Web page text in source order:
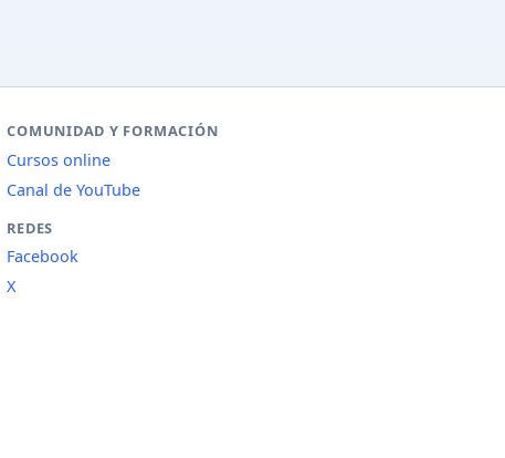
COMUNIDAD Y FORMACIÓN
Cursos online
Canal de YouTube
REDES
Facebook
X